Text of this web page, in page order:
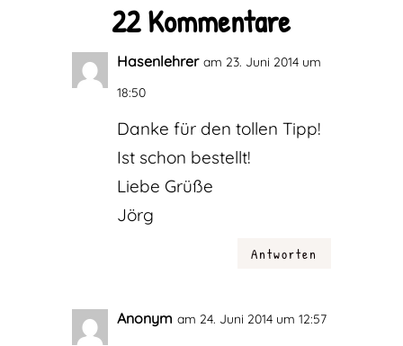
22 Kommentare
Hasenlehrer am 23. Juni 2014 um
18:50
Danke für den tollen Tipp!
Ist schon bestellt!
Liebe Grüße
Jörg
Antworten
Anonym am 24. Juni 2014 um 12:57